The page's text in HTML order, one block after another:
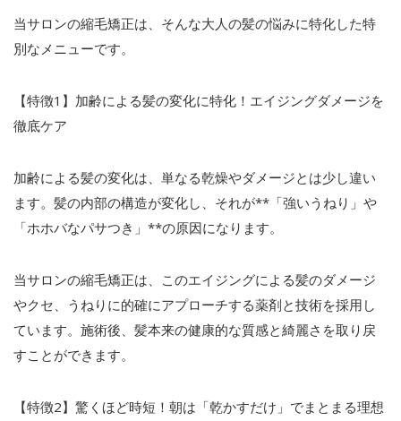
当サロンの縮毛矯正は、そんな大人の髪の悩みに特化した特
別なメニューです。
【特徴1 】加齢による髪の変化に特化！エイジングダメージを
徹底ケア
加齢による髪の変化は、単なる乾燥やダメージとは少し違い
ます。髪の内部の構造が変化し、それが** 「強いうねり」や
「ホホバなパサつき」 **の原因になります。
当サロンの縮毛矯正は、このエイジングによる髪のダメージ
やクセ、うねりに的確にアプローチする薬剤と技術を採用し
ています。施術後、髪本来の健康的な質感と綺麗さを取り戻
すことができます。
【特徴2】驚くほど時短！朝は「乾かすだけ」でまとまる理想